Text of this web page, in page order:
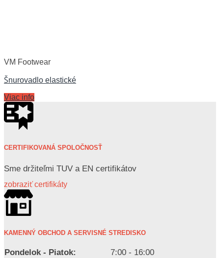
VM Footwear
Šnurovadlo elastické
Viac info
CERTIFIKOVANÁ SPOLOČNOSŤ
Sme držiteľmi TUV a EN certifikátov
zobraziť certifikáty
KAMENNÝ OBCHOD A SERVISNÉ STREDISKO
Pondelok - Piatok:
7:00 - 16:00